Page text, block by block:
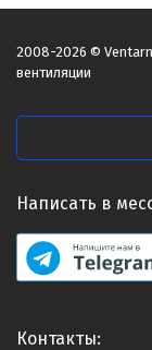
2008-2026 ©
вентиляции
Написать в
Контакты: